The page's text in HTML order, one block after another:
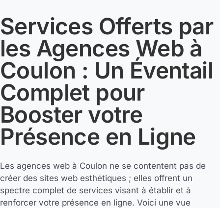
Services Offerts par
les Agences Web à
Coulon : Un Éventail
Complet pour
Booster votre
Présence en Ligne
Les agences web à Coulon ne se contentent pas de
créer des sites web esthétiques ; elles offrent un
spectre complet de services visant à établir et à
renforcer votre présence en ligne. Voici une vue